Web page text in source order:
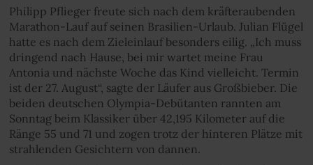
Philipp Pflieger freute sich nach dem kräfteraubenden
Marathon-Lauf auf seinen Brasilien-Urlaub. Julian Flügel
hatte es nach dem Zieleinlauf besonders eilig. „Ich muss
dringend nach Hause, bei mir wartet meine Frau
Antonia und nächste Woche das Kind vielleicht. Termin
ist der 27. August“, sagte der Läufer aus Großbieber. Die
beiden deutschen Olympia-Debütanten rannten am
Sonntag beim Klassiker über 42,195 Kilometer auf die
Ränge 55 und 71 und zogen trotz der hinteren Plätze mit
strahlenden Gesichtern von dannen.